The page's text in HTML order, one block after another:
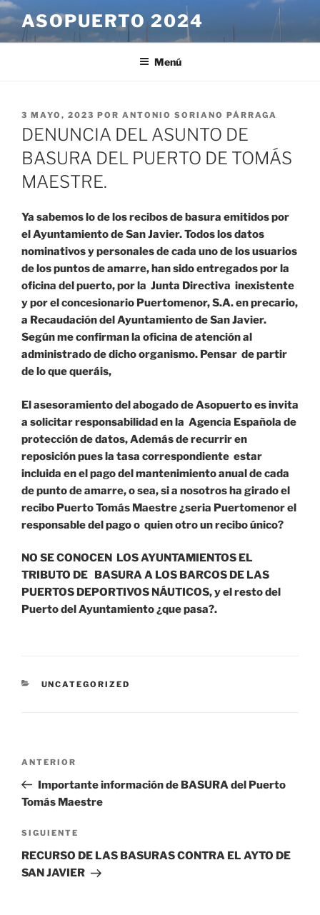
Saltar
al
contenido
ASOPUERTO 2024
Menú
PUBLICADO
EL
3 MAYO, 2023 POR ANTONIO SORIANO PÁRRAGA
DENUNCIA DEL ASUNTO DE
BASURA DEL PUERTO DE TOMÁS
MAESTRE.
Ya sabemos lo de los recibos de basura emitidos por
el Ayuntamiento de San Javier. Todos los datos
nominativos y personales de cada uno de los usuarios
de los puntos de amarre, han sido entregados por la
oficina del puerto, por la Junta Directiva inexistente
y por el concesionario Puertomenor, S.A. en precario,
a Recaudación del Ayuntamiento de San Javier.
Según me confirman la oficina de atención al
administrado de dicho organismo. Pensar de partir
de lo que queráis,
El asesoramiento del abogado de Asopuerto es invita
a solicitar responsabilidad en la Agencia Española de
protección de datos, Además de recurrir en
reposición pues la tasa correspondiente estar
incluida en el pago del mantenimiento anual de cada
de punto de amarre, o sea, si a nosotros ha girado el
recibo Puerto Tomás Maestre ¿seria Puertomenor el
responsable del pago o quien otro un recibo único?
NO SE CONOCEN LOS AYUNTAMIENTOS EL
TRIBUTO DE BASURA A LOS BARCOS DE LAS
PUERTOS DEPORTIVOS NÁUTICOS, y el resto del
Puerto del Ayuntamiento ¿que pasa?.
CATEGORÍAS
UNCATEGORIZED
entradas
Entrada
anterior:
ANTERIOR
Importante información de BASURA del Puerto
Tomás Maestre
Siguiente
entrada
SIGUIENTE
RECURSO DE LAS BASURAS CONTRA EL AYTO DE
SAN JAVIER